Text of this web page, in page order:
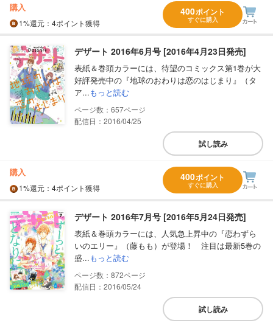
購入
1%還元 ：4ポイント獲得
400ポイント
すぐに購入
デザート 2016年6月号 [2016年4月23日発売]
表紙＆巻頭カラーには、待望のコミックス第1巻が大
好評発売中の『地球のおわりは恋のはじまり』（タ
ア...もっと読む
657
配信日：2016/04/25
試し読み
購入
1%還元 ：4ポイント獲得
400ポイント
すぐに購入
デザート 2016年7月号 [2016年5月24日発売]
表紙＆巻頭カラーには、人気急上昇中の『恋わずら
いのエリー』（藤もも）が登場！ 注目は最新5巻の
盛...もっと読む
872
配信日：2016/05/24
試し読み